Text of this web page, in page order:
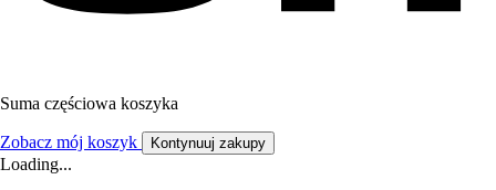
Suma częściowa koszyka
Zobacz mój koszyk Kontynuuj zakupy
Loading...